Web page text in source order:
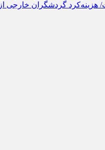
خارجی از ۱۰ میلیارد یورو فراتر رفت